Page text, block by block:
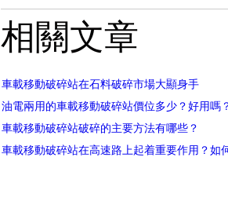
相關文章
車載移動破碎站在石料破碎市場大顯身手
油電兩用的車載移動破碎站價位多少？好用嗎
車載移動破碎站破碎的主要方法有哪些？
車載移動破碎站在高速路上起着重要作用？如